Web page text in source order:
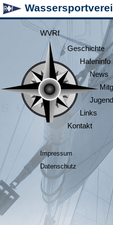
WVRf
Geschichte
Hafeninfo
News
Jugend
Links
Kontakt
Impressum
Datenschutz